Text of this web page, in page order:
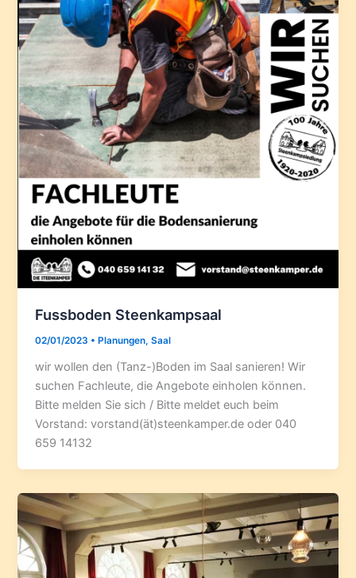
Fussboden Steenkampsaal
02/01/2023 •Planungen,Saal
wir wollen den (Tanz-)Boden im Saal sanieren! Wir
suchen Fachleute, die Angebote einholen können.
Bitte melden Sie sich / Bitte meldet euch beim
Vorstand: vorstand(ät)steenkamper.de oder 040
659 14132